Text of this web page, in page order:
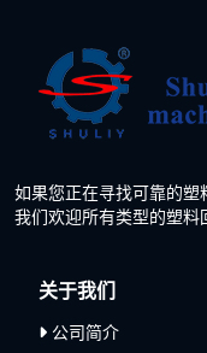
如果您正在寻找可靠的塑
我们欢迎所有类型的塑料
关于我们
公司简介